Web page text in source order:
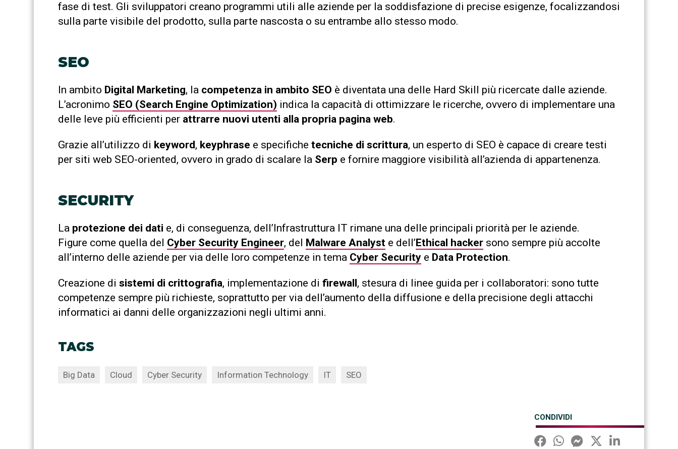
fase di test. Gli sviluppatori creano programmi utili alle aziende per la soddisfazione di precise esigenze, focalizzandosi
sulla parte visibile del prodotto, sulla parte nascosta o su entrambe allo stesso modo.
SEO
In ambito Digital Marketing, la competenza in ambito SEO è diventata una delle Hard Skill più ricercate dalle aziende.
L’acronimo SEO (Search Engine Optimization) indica la capacità di ottimizzare le ricerche, ovvero di implementare una
delle leve più efficienti per attrarre nuovi utenti alla propria pagina web.
Grazie all’utilizzo di keyword, keyphrase e specifiche tecniche di scrittura, un esperto di SEO è capace di creare testi
per siti web SEO-oriented, ovvero in grado di scalare la Serp e fornire maggiore visibilità all’azienda di appartenenza.
SECURITY
La protezione dei dati e, di conseguenza, dell’Infrastruttura IT rimane una delle principali priorità per le aziende.
Figure come quella del Cyber Security Engineer, del Malware Analyst e dell’Ethical hacker sono sempre più accolte
all’interno delle aziende per via delle loro competenze in tema Cyber Security e Data Protection.
Creazione di sistemi di crittografia, implementazione di firewall, stesura di linee guida per i collaboratori: sono tutte
competenze sempre più richieste, soprattutto per via dell’aumento della diffusione e della precisione degli attacchi
informatici ai danni delle organizzazioni negli ultimi anni.
TAGS
Big Data Cloud Cyber Security Information Technology IT SEO
CONDIVIDI